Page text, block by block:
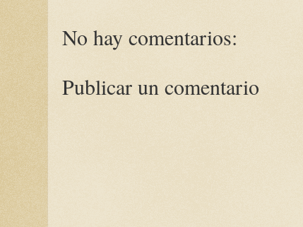
No hay comentarios:
Publicar un comentario